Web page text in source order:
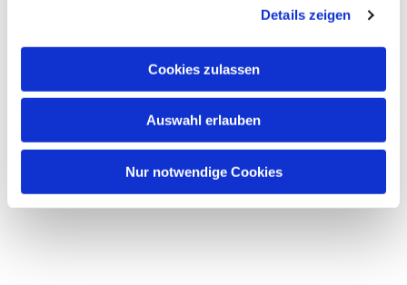
Details zeigen
Cookies zulassen
Auswahl erlauben
Nur notwendige Cookies
interessieren